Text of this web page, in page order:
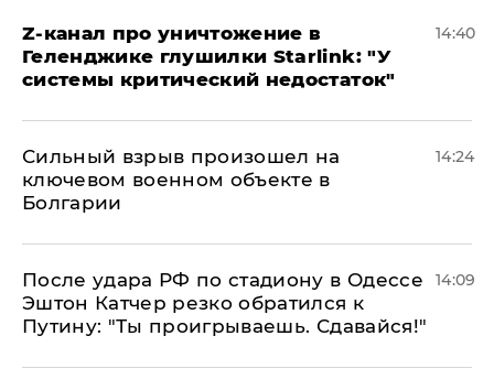
Z-канал про уничтожение в
Геленджике глушилки Starlink: "У
системы критический недостаток"
14:40
Сильный взрыв произошел на
ключевом военном объекте в
Болгарии
14:24
После удара РФ по стадиону в Одессе
Эштон Катчер резко обратился к
Путину: "Ты проигрываешь. Сдавайся!"
14:09